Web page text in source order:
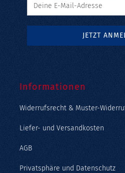
Informationen
Widerrufsrecht & Muster-
Liefer- und Versandkosten
AGB
Privatsphäre und Datenschutz